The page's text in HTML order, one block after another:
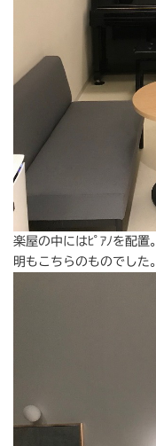
楽屋の中にはﾋﾟｱﾉを配置
明もこちらのものでした。